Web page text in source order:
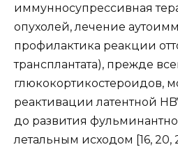
иммунносупрессивная
опухолей, лечение
профилактика реакции
трансплантата), прежде
глюкокортикостероидов,
реактивации латентной
до развития
летальным исходом [16, 20,